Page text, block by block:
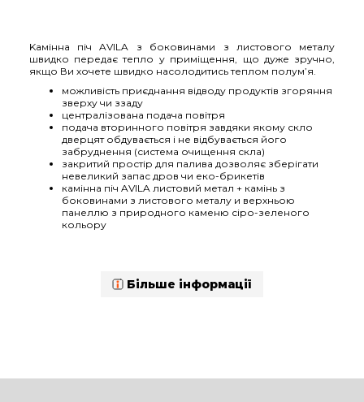
Kамінна піч AVILA з боковинами з листового металу
швидко передає тепло у приміщення, що дуже зручно,
якщо Ви хочете швидко насолодитись теплом полум’я.
можливість приєднання відводу продуктів згоряння
зверху чи ззаду
централізована подача повітря
подача вторинного повітря завдяки якому скло
дверцят обдувається і не відбувається його
забруднення (система очищення скла)
закритий простір для палива дозволяє зберігати
невеликий запас дров чи еко-брикетів
камінна піч AVILA листовий метал + камінь з
боковинами з листового металу и верхньою
панеллю з природного каменю сіро-зеленого
кольору
Більше інформації